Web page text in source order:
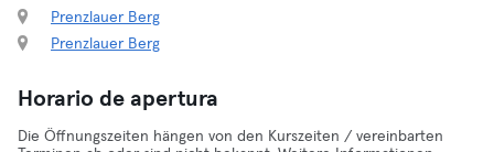
Prenzlauer Berg
Prenzlauer Berg
Horario de apertura
Die Öffnungszeiten hängen von den Kurszeiten / vereinbarten